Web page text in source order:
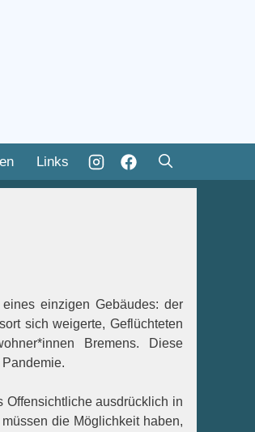
Links
einzigen Gebäudes: der
sich weigerte, Geflüchteten
Bremens. Diese
Offensichtliche ausdrücklich in
die Möglichkeit haben,